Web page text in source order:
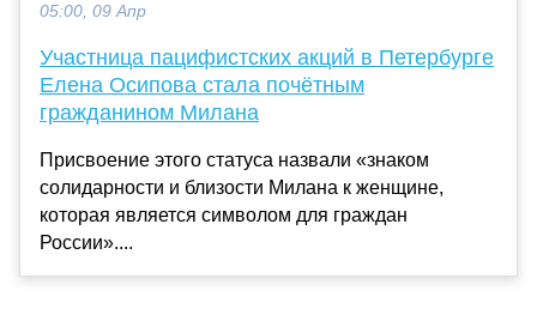
05:00, 09 Апр
Участница пацифистских акций в Петербурге
Елена Осипова стала почётным
гражданином Милана
Присвоение этого статуса назвали «знаком
солидарности и близости Милана к женщине,
которая является символом для граждан
России»....